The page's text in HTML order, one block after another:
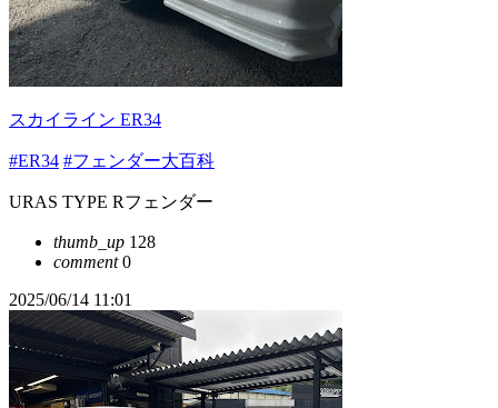
スカイライン ER34
#ER34 #フェンダー大百科
URAS TYPE Rフェンダー
thumb_up 128
comment0
2025/06/14 11:01